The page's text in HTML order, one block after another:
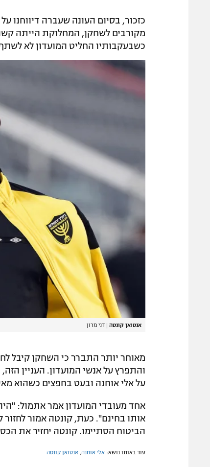
כזכור, בסיום העונה שעברה דיווחנו
מקורבים לשחקן, המחלוקת הייתה
כשבעקבותיו החליט המועדון לא
אנטואן קונטה | דני מרון
והתפרץ על אנשי המועדון. העניין
על אלי אוחנה ובעט בחפצים כשהוא
אחד מעובדי המועדון אמר אתמול:
אותו בחינם". כעת, קונטה אמור לחזור
הביטוח הסתיימו. קונטה יחזיר את
עוד באותו נושא: אלי אוחנה אנטואן קונטה